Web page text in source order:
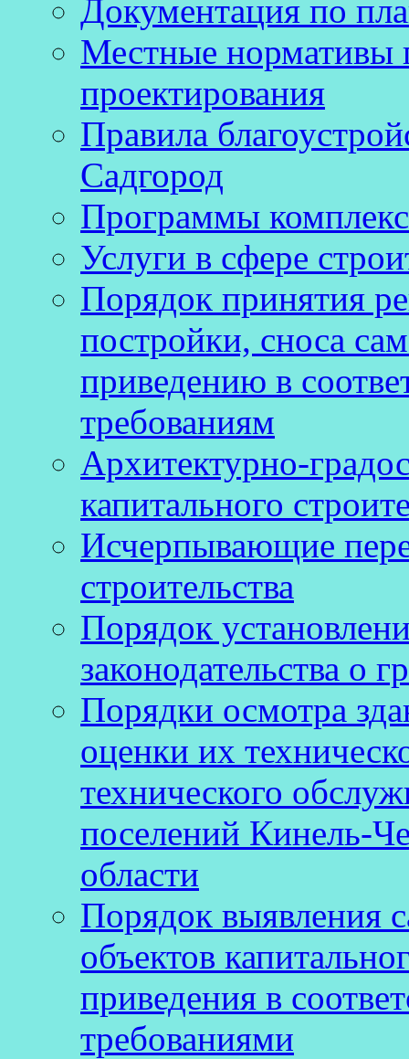
Документация по
Местные нормативы
проектирования
Правила
Садгород
Программы
Услуги в сфере
Порядок принятия
постройки, сноса
приведению в
требованиям
Архитектурно-
капитального
Исчерпывающие
строительства
Порядок
законодательства о
Порядки осмотра
оценки их
технического
поселений Кинель-
области
Порядок выявления
объектов
приведения в
требованиями